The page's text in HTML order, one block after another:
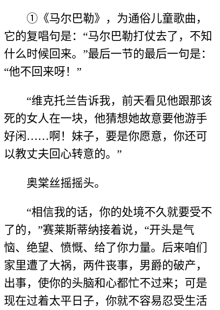
①《马尔巴勒》，为通俗儿童歌曲，
它的复唱句是：“马尔巴勒打仗去了，不知
什么时候回来。”最后一节的最后一句是：
“他不回来呀！”
“维克托兰告诉我，前天看见他跟那该
死的女人在一块，他猜想她故意要他游手
好闲……啊！妹子，要是你愿意，你还可
以教丈夫回心转意的。”
奥棠丝摇摇头。
“相信我的话，你的处境不久就要受不
了的，”赛莱斯蒂纳接着说，“开头是气
恼、绝望、愤慨、给了你力量。后来咱们
家里遭了大祸，两件丧事，男爵的破产，
出事，使你的头脑和心都忙不过来；可是
现在过着太平日子，你就不容易忍受生活